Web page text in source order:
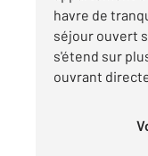
havre de
séjour ouvert
s'étend sur
ouvrant